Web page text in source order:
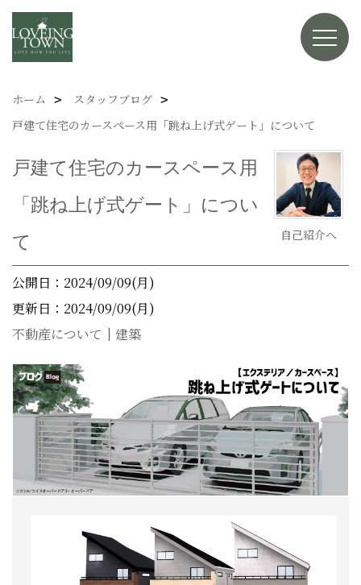
ホーム
スタッフブログ
戸建て住宅のカースペース用「跳ね上げ式ゲート」について
自己紹介へ
戸建て住宅のカースペース用
「跳ね上げ式ゲート」につい
て
公開日：2024/09/09(月)
更新日：2024/09/09(月)
不動産について ｜ 建築